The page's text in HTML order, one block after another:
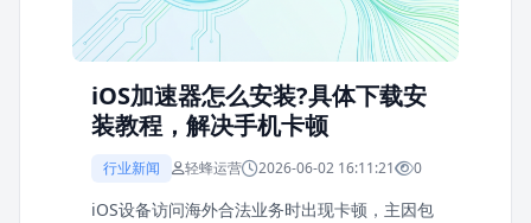
iOS加速器怎么安装?具体下载安
装教程，解决手机卡顿
行业新闻 轻蜂运营 2026-06-02 16:11:21 0
iOS设备访问海外合法业务时出现卡顿，主因包